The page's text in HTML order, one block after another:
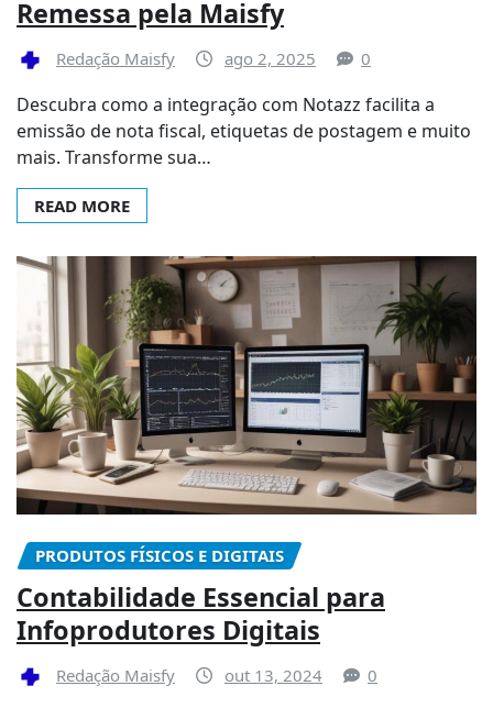
Remessa pela Maisfy
Redação Maisfy ago 2, 2025 0
Descubra como a integração com Notazz facilita a
emissão de nota fiscal, etiquetas de postagem e muito
mais. Transforme sua…
READ MORE
PRODUTOS FÍSICOS E DIGITAIS
Contabilidade Essencial para
Infoprodutores Digitais
Redação Maisfy out 13, 2024 0